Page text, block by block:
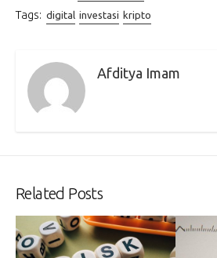
Tags: digital investasi kripto
Afditya Imam
Related Posts